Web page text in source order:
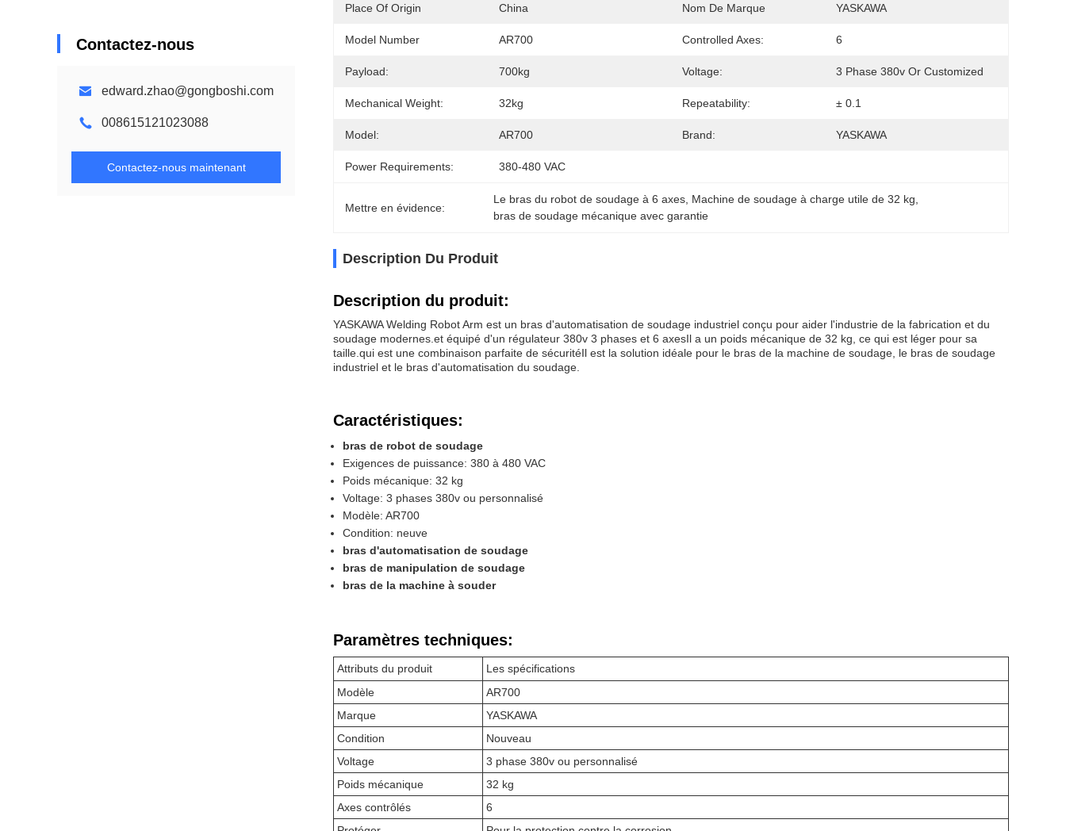
Contactez-nous
edward.zhao@gongboshi.com
008615121023088
Contactez-nous maintenant
Place Of Origin China Nom De Marque YASKAWA
Model Number AR700 Controlled Axes: 6
Payload: 700kg Voltage: 3 Phase 380v Or Customized
Mechanical Weight: 32kg Repeatability: ± 0.1
Model: AR700 Brand: YASKAWA
Power Requirements: 380-480 VAC
Mettre en évidence:
Le bras du robot de soudage à 6 axes Machine de soudage à charge utile de 32 kg
bras de soudage mécanique avec garantie
Description Du Produit
Description du produit:
YASKAWA Welding Robot Arm est un bras d'automatisation de soudage industriel conçu pour aider l'industrie de la fabrication et du
soudage modernes.et équipé d'un régulateur 380v 3 phases et 6 axesIl a un poids mécanique de 32 kg, ce qui est léger pour sa
taille.qui est une combinaison parfaite de sécuritéIl est la solution idéale pour le bras de la machine de soudage, le bras de soudage
industriel et le bras d'automatisation du soudage.
Caractéristiques:
bras de robot de soudage
Exigences de puissance: 380 à 480 VAC
Poids mécanique: 32 kg
Voltage: 3 phases 380v ou personnalisé
Modèle: AR700
Condition: neuve
bras d'automatisation de soudage
bras de manipulation de soudage
bras de la machine à souder
Paramètres techniques:
Attributs du produit
Les spécifications
Modèle
AR700
Marque
YASKAWA
Condition
Nouveau
Voltage
3 phase 380v ou personnalisé
Poids mécanique
32 kg
Axes contrôlés
6